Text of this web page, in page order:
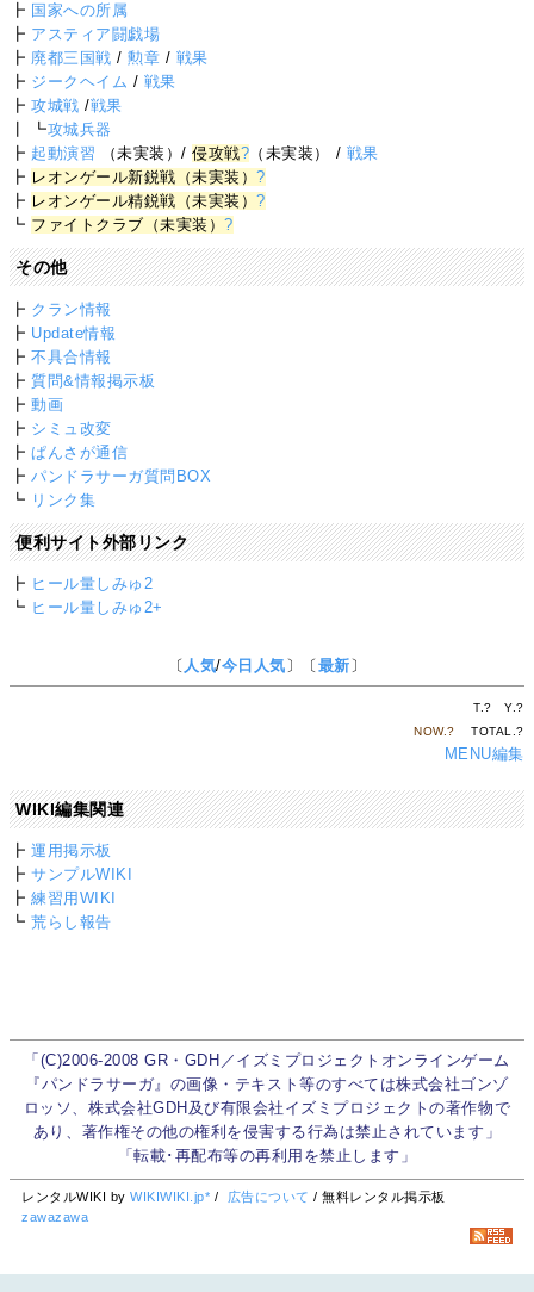
┣ 国家への所属
┣ アスティア闘戯場
┣ 廃都三国戦 /勲章 / 戦果
┣ ジークヘイム / 戦果
┣攻城戦 /戦果
┃ ┗攻城兵器
┣ 起動演習 （未実装）/侵攻戦? （未実装） / 戦果
┣ レオンゲール新鋭戦（未実装）?
┣ レオンゲール精鋭戦（未実装）?
┗ ファイトクラブ（未実装）?
その他
┣ クラン情報
┣ Update情報
┣不具合情報
┣質問&情報掲示板
┣動画
┣ シミュ改変
┣ぱんさが通信
┣パンドラサーガ質問BOX
┗ リンク集
便利サイト外部リンク
┣ ヒール量しみゅ2
┗ ヒール量しみゅ2+
〔 人気/今日人気 〕〔 最新 〕
T.? Y.?
NOW.? TOTAL.?
MENU編集
WIKI編集関連
┣運用掲示板
┣サンプルWIKI
┣練習用WIKI
┗荒らし報告
「(C)2006-2008 GR・GDH／イズミプロジェクトオンラインゲーム
『パンドラサーガ』の画像・テキスト等のすべては株式会社ゴンゾ
ロッソ、株式会社GDH及び有限会社イズミプロジェクトの著作物で
あり、著作権その他の権利を侵害する行為は禁止されています」
「転載･再配布等の再利用を禁止します」
レンタルWIKI byWIKIWIKI.jp* / 広告について / 無料レンタル掲示板
zawazawa